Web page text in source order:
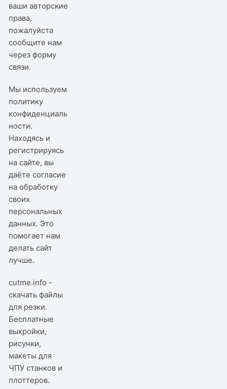
ваши авторские
права,
пожалуйста
сообщите нам
черезформу
связи.
Мы используем
политику
конфиденциаль
ности.
Находясь и
регистрируясь
на сайте, вы
даёте согласие
на обработку
своих
персональных
данных. Это
помогает нам
делать сайт
лучше.
cutme.info -
скачать файлы
для резки.
Бесплатные
выкройки,
рисунки,
макеты для
ЧПУ станков и
плоттеров.